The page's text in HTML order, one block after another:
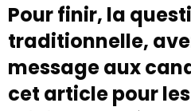
Pour finir, la
traditionnelle,
message aux
cet article pour